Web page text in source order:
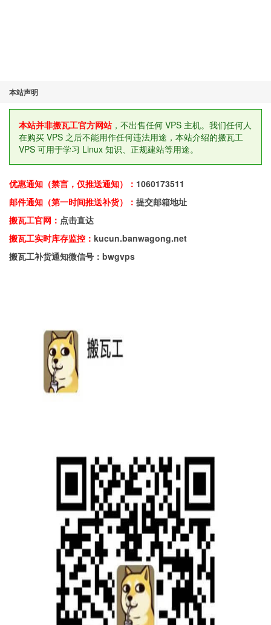
本站声明
本站并非搬瓦工官方网站，不出售任何 VPS 主机。我们任何人
在购买 VPS 之后不能用作任何违法用途，本站介绍的搬瓦工
VPS 可用于学习 Linux 知识、正规建站等用途。
优惠通知（禁言，仅推送通知）： 1060173511
邮件通知（第一时间推送补货）： 提交邮箱地址
搬瓦工官网： 点击直达
搬瓦工实时库存监控： kucun.banwagong.net
搬瓦工补货通知微信号：bwgvps